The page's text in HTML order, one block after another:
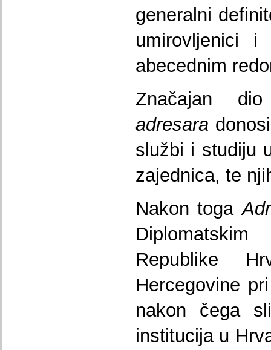
generalni
umirovljenici
abecednim
Značajan
adresara
službi i studiju
zajednica, te
Nakon toga
Republike
Hercegovine
nakon čega
institucija u